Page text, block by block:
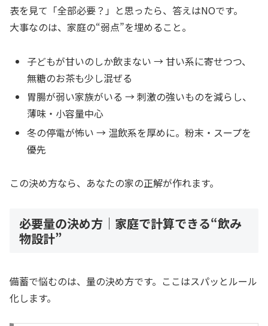
表を見て「全部必要？」と思ったら、答えはNOです。
大事なのは、家庭の“弱点”を埋めること。
子どもが甘いのしか飲まない → 甘い系に寄せつつ、
無糖のお茶も少し混ぜる
胃腸が弱い家族がいる → 刺激の強いものを減らし、
薄味・小容量中心
冬の停電が怖い → 温飲系を厚めに。粉末・スープを
優先
この決め方なら、あなたの家の正解が作れます。
必要量の決め方｜家庭で計算できる“飲み
物設計”
備蓄で悩むのは、量の決め方です。ここはスパッとルール
化します。